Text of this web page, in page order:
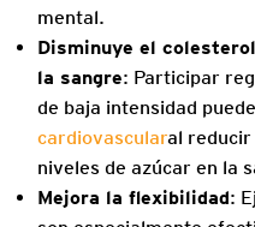
mental.
Disminuye el
la sangre: Participar
de baja intensidad puede
cardiovascularal
niveles de azúcar en la
Mejora la flexibilidad: